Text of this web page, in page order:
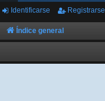
or
os
Identificarse Registrarse
Índice general